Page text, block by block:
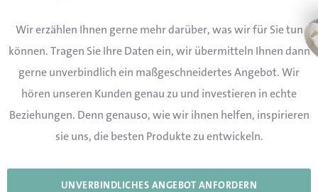
Wir erzählen Ihnen gerne mehr darüber, was wir für Sie tun
können. Tragen Sie Ihre Daten ein, wir übermitteln Ihnen dann
gerne unverbindlich ein maßgeschneidertes Angebot. Wir
hören unseren Kunden genau zu und investieren in echte
Beziehungen. Denn genauso, wie wir ihnen helfen, inspirieren
sie uns, die besten Produkte zu entwickeln.
UNVERBINDLICHES ANGEBOT ANFORDERN